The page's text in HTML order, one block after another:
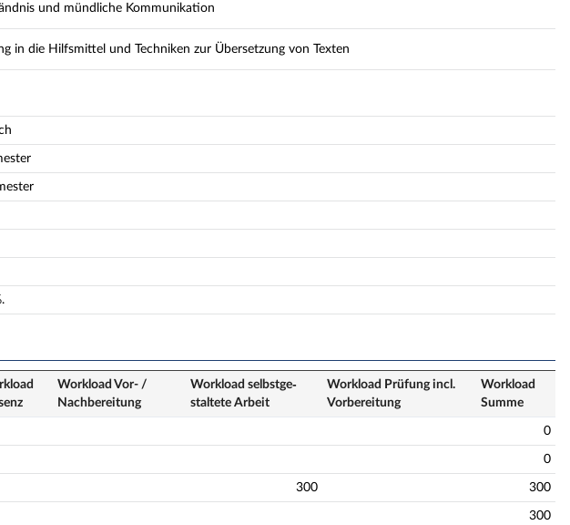
und mündliche Kommunikation
in die Hilfsmittel und Techniken zur Übersetzung von Texten
Workload Vor- /
Nach­bereitung
Workload selbstge­
staltete Arbeit
Workload Prüfung incl.
Vorbereitung
Workload
Summe
0
0
300 300
300